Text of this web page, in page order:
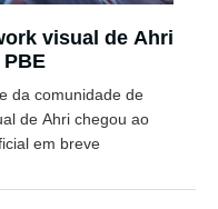
visual de Ahri
da comunidade de
de Ahri chegou ao
em breve